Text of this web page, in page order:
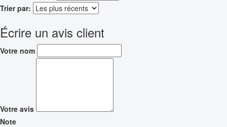
Trier par:
Écrire un avis client
Votre nom
Votre avis
Note